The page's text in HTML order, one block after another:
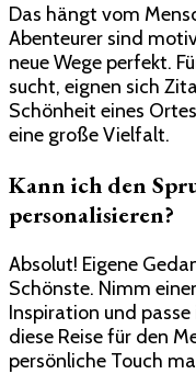
Das hängt vom
Abenteurer sind
neue Wege perfekt.
sucht, eignen sich
Schönheit eines
eine große Vielfalt.
Kann ich den
personalisieren?
Absolut! Eigene
Schönste. Nimm
Inspiration und
diese Reise für den
persönliche Touch